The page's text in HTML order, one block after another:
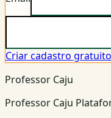
Criar cadastro gratuito
Professor Caju
Professor Caju